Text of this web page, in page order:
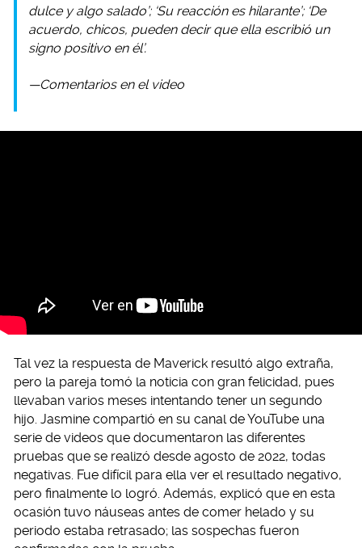
dulce y algo salado’; ‘Su reacción es hilarante’; ‘De
acuerdo, chicos, pueden decir que ella escribió un
signo positivo en él’.
—Comentarios en el video
Tal vez la respuesta de Maverick resultó algo extraña,
pero la pareja tomó la noticia con gran felicidad, pues
llevaban varios meses intentando tener un segundo
hijo. Jasmine compartió en su canal de YouTube una
serie de videos que documentaron las diferentes
pruebas que se realizó desde agosto de 2022, todas
negativas. Fue difícil para ella ver el resultado negativo,
pero finalmente lo logró. Además, explicó que en esta
ocasión tuvo náuseas antes de comer helado y su
periodo estaba retrasado; las sospechas fueron